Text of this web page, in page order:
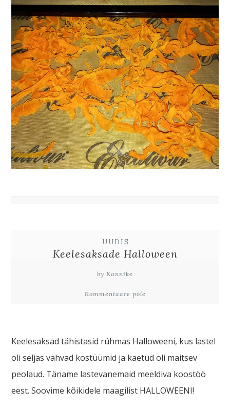
UUDIS
Keelesaksade Halloween
by Kannike
Kommentaare pole
Keelesaksad tähistasid rühmas Halloweeni, kus lastel
oli seljas vahvad kostüümid ja kaetud oli maitsev
peolaud. Täname lastevanemaid meeldiva koostöö
eest. Soovime kõikidele maagilist HALLOWEENI!